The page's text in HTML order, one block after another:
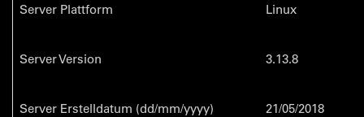
Server Plattform Linux
Server Version 3.13.8
Server Erstelldatum (dd/mm/yyyy) 21/05/2018